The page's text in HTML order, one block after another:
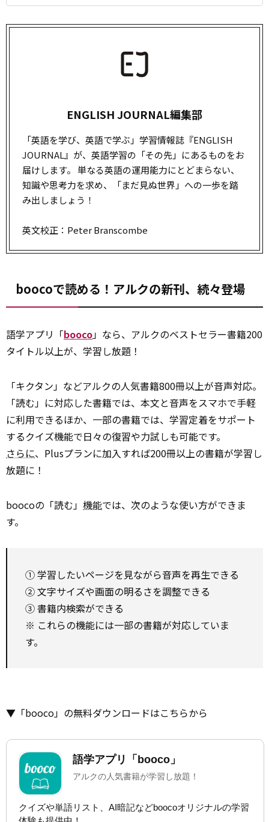
ENGLISH JOURNAL編集部
「英語を学び、英語で学ぶ」学習情報誌『ENGLISH
JOURNAL』が、英語学習の「その先」にあるものをお
届けします。 単なる英語の運用能力にとどまらない、
知識や思考力を求め、「まだ見ぬ世界」への一歩を踏
み出しましょう！
英文校正：Peter Branscombe
boocoで読める！アルクの新刊、続々登場
語学アプリ「booco」なら、アルクのベストセラー書籍200
タイトル以上が、学習し放題！
「キクタン」などアルクの人気書籍800冊以上が音声対応。
「読む」に対応した書籍では、本文と音声をスマホで手軽
に利用できるほか、一部の書籍では、学習定着をサポート
するクイズ機能で日々の復習や力試しも可能です。
さらに、Plusプランに加入すれば200冊以上の書籍が学習し
放題に！
boocoの「読む」 機能では、次のような使い方ができま
す。
① 学習したいページを見ながら音声を再生できる
② 文字サイズや画面の明るさを調整できる
③ 書籍内検索ができる
※ これらの機能には一部の書籍が対応していま
す。
▼「booco」の無料ダウンロードはこちらから